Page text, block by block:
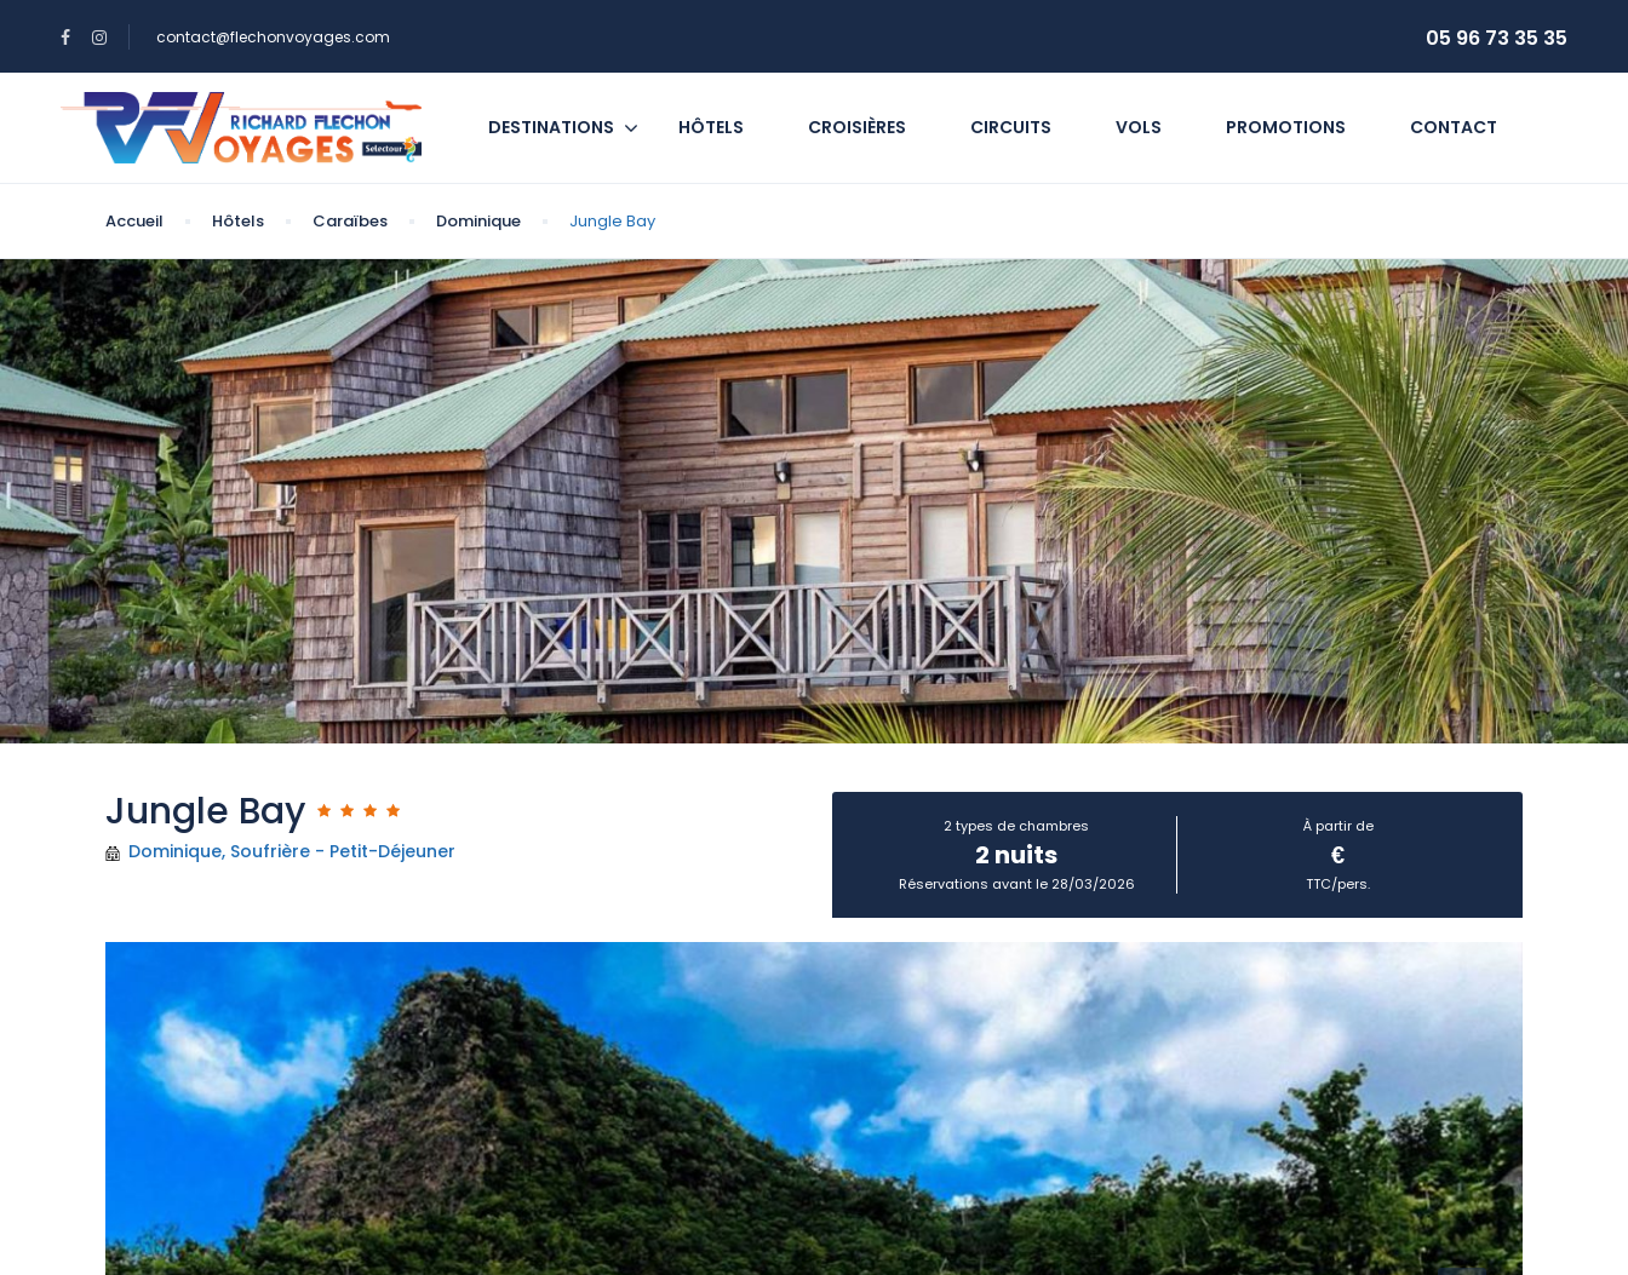
contact@flechonvoyages.com 05 96 73 35 35
DESTINATIONS HÔTELS CROISIÈRES CIRCUITS VOLS PROMOTIONS CONTACT
Accueil Hôtels Caraïbes Dominique Jungle Bay
Jungle Bay
Dominique, Soufrière - Petit-Déjeuner
2 types de chambres
2 nuits
Réservations avant le 28/03/2026
À partir de
€
TTC/pers.